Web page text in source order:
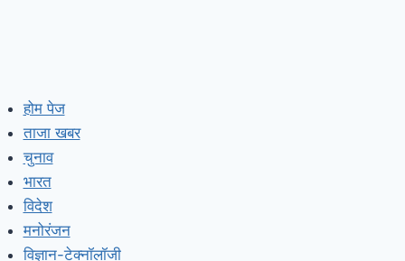
होम पेज
ताजा खबर
चुनाव
भारत
विदेश
मनोरंजन
विज्ञान-टेक्नॉलॉजी